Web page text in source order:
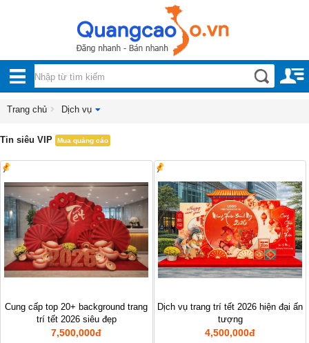
BỘ
DANH
MỤC
Nội, ngoại thất
Điện thoại, Viễn thông
Dịch vụ
Trang chủ Dịch vụ
Tin siêu VIP Mua quảng cáo
Cung cấp top 20+ background trang
trí tết 2026 siêu đẹp
7,500,000đ
Dịch vụ trang trí tết 2026 hiện đại ấn
tượng
4,500,000đ